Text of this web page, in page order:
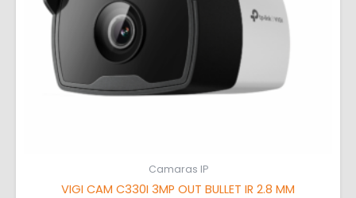
Camaras IP
VIGI CAM C330I 3MP OUT BULLET IR 2.8 MM